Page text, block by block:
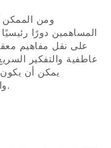
ومن الممكن
المساهمين دورًا
على نقل مفاهيم
عاطفية والتفكير
يمكن أن يكون
والمسؤولية البيئية والتقدم الاجتماعي.